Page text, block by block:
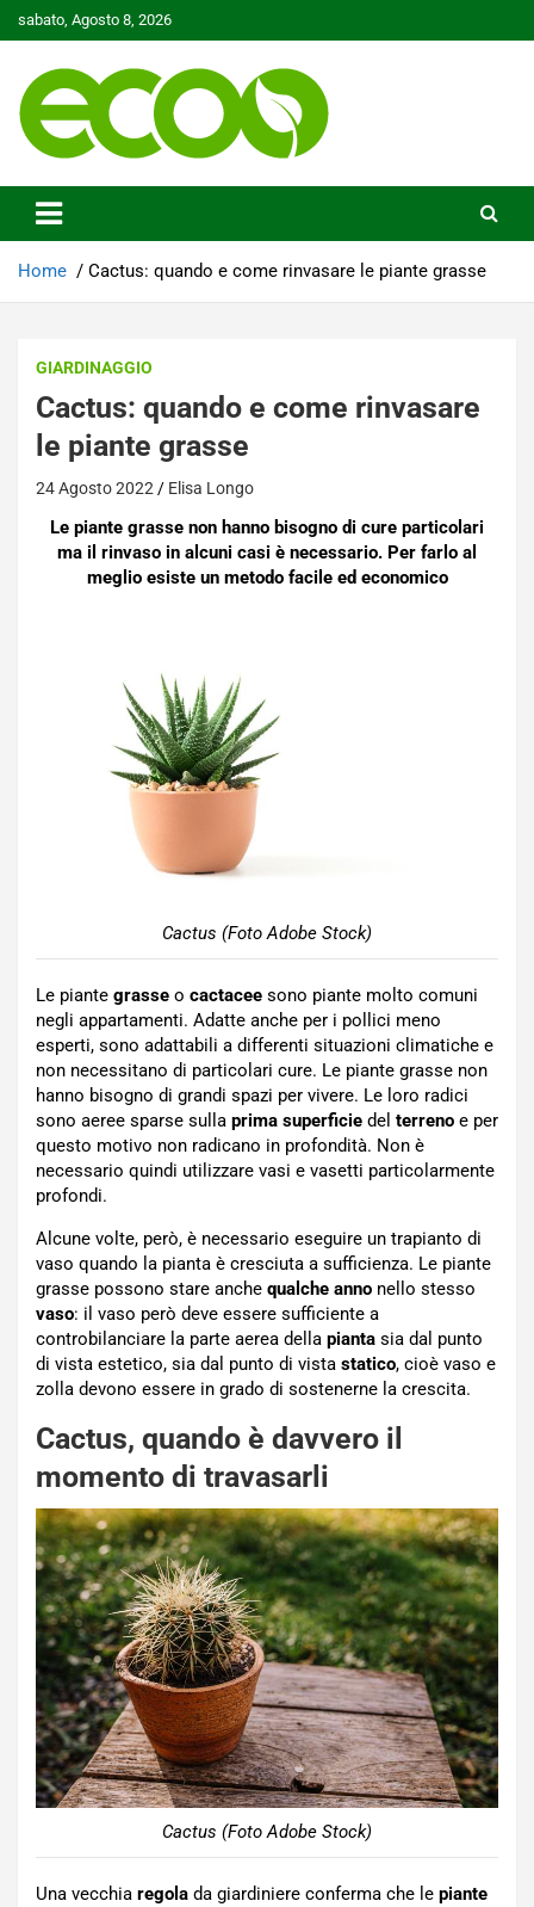
to
sabato, Agosto 8, 2026
Ecoo.it
Home Cactus: quando e come rinvasare le piante grasse
GIARDINAGGIO
Cactus: quando e come rinvasare
le piante grasse
24 Agosto 2022 Elisa Longo
Le piante grasse non hanno bisogno di cure particolari
ma il rinvaso in alcuni casi è necessario. Per farlo al
meglio esiste un metodo facile ed economico
Cactus (Foto Adobe Stock)
Le piante grasse o cactacee sono piante molto comuni
negli appartamenti. Adatte anche per i pollici meno
esperti, sono adattabili a differenti situazioni climatiche e
non necessitano di particolari cure. Le piante grasse non
hanno bisogno di grandi spazi per vivere. Le loro radici
sono aeree sparse sulla prima superficie del terreno e per
questo motivo non radicano in profondità. Non è
necessario quindi utilizzare vasi e vasetti particolarmente
profondi.
Alcune volte, però, è necessario eseguire un trapianto di
vaso quando la pianta è cresciuta a sufficienza. Le piante
grasse possono stare anche qualche anno nello stesso
vaso: il vaso però deve essere sufficiente a
controbilanciare la parte aerea della pianta sia dal punto
di vista estetico, sia dal punto di vista statico, cioè vaso e
zolla devono essere in grado di sostenerne la crescita.
Cactus, quando è davvero il
momento di travasarli
Cactus (Foto Adobe Stock)
Una vecchia regola da giardiniere conferma che le piante